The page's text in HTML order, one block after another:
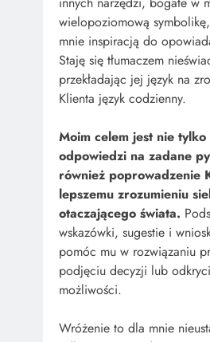
wielopoziomową
mnie inspiracją do
Staję się tłumaczem
przekładając jej język na
Klienta język codzienny.
Moim celem jest nie
odpowiedzi na zadane
również poprowadzenie
lepszemu zrozumieniu
otaczającego świata.
wskazówki, sugestie i
pomóc mu w rozwiązaniu
podjęciu decyzji lub
możliwości.
Wróżenie to dla mnie